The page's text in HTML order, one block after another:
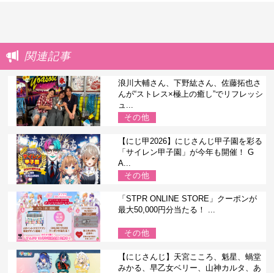
関連記事
浪川大輔さん、下野紘さん、佐藤拓也さ
んが“ストレス×極上の癒し”でリフレッシ
ュ...
その他
【にじ甲2026】にじさんじ甲子園を彩る
「サイレン甲子園」が今年も開催！ G
A...
その他
「STPR ONLINE STORE」クーポンが
最大50,000円分当たる！ ...
その他
【にじさんじ】天宮こころ、魁星、蝸堂
みかる、早乙女ベリー、山神カルタ、あ